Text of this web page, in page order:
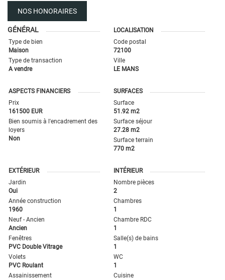
NOS HONORAIRES
GÉNÉRAL
Type de bien
Maison
Type de transaction
A vendre
LOCALISATION
Code postal
72100
Ville
LE MANS
ASPECTS FINANCIERS
Prix
161500 EUR
Bien soumis à l'encadrement des
loyers
Non
SURFACES
Surface
51.92 m2
Surface séjour
27.28 m2
Surface terrain
770 m2
EXTÉRIEUR
Jardin
Oui
Année construction
1960
Neuf - Ancien
Ancien
Fenêtres
PVC Double Vitrage
Volets
PVC Roulant
Assainissement
INTÉRIEUR
Nombre pièces
2
Chambres
1
Chambre RDC
1
Salle(s) de bains
1
WC
1
Cuisine